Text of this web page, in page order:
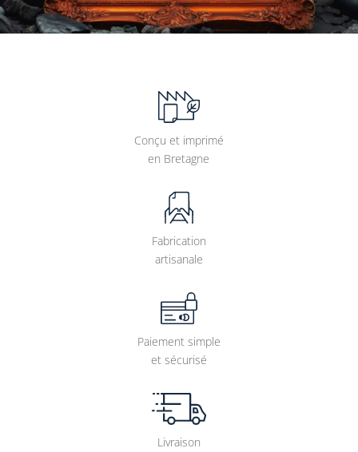
Conçu et imprimé
en Bretagne
Fabrication
artisanale
Paiement simple
et sécurisé
Livraison